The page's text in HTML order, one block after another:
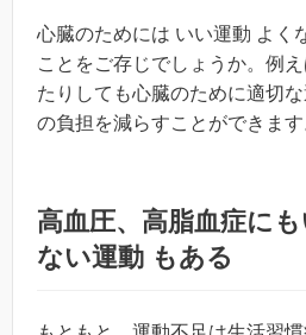
心臓のためには いい運動 よく
ことをご存じでしょうか。例
たりしても心臓のために適切
の負担を減らすことができます
高血圧、高脂血症に
ない運動 もある